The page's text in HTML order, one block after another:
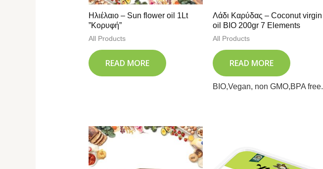
Ηλιέλαιο – Sun flower oil 1Lt
”Κορυφή”
All Products
READ MORE
Λάδι Καρύδας – Coconut virgin
oil BIO 200gr 7 Elements
All Products
READ MORE
BIO,Vegan, non GMO,BPA free.